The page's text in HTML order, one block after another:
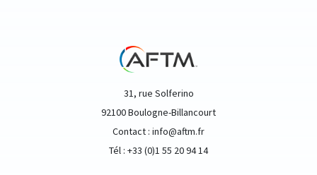
31, rue Solferino
92100 Boulogne-Billancourt
Contact : info@aftm.fr
Tél : +33 (0)1 55 20 94 14